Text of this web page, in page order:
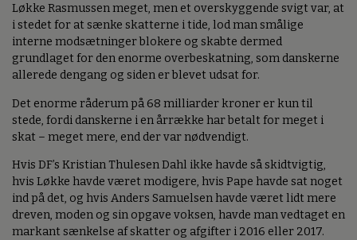
Løkke Rasmussen meget, men et overskyggende svigt var, at
i stedet for at sænke skatterne i tide, lod man smålige
interne modsætninger blokere og skabte dermed
grundlaget for den enorme overbeskatning, som danskerne
allerede dengang og siden er blevet udsat for.
Det enorme råderum på 68 milliarder kroner er kun til
stede, fordi danskerne i en årrække har betalt for meget i
skat – meget mere, end der var nødvendigt.
Hvis DF’s Kristian Thulesen Dahl ikke havde så skidtvigtig,
hvis Løkke havde været modigere, hvis Pape havde sat noget
ind på det, og hvis Anders Samuelsen havde været lidt mere
dreven, moden og sin opgave voksen, havde man vedtaget en
markant sænkelse af skatter og afgifter i 2016 eller 2017.